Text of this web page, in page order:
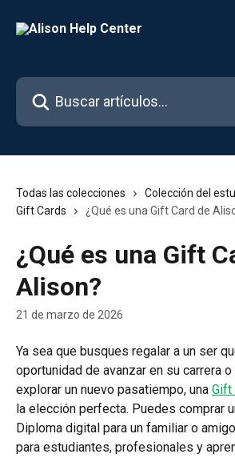
Buscar artículos...
Todas las colecciones
Colección del
Gift Cards
¿Qué es una Gift Card de
¿Qué es una Gift
Alison?
21 de marzo de 2026
Ya sea que busques regalar a un ser
oportunidad de avanzar en su carrera o
explorar un nuevo pasatiempo, una Gift
la elección perfecta. Puedes comprar
Diploma digital para un familiar o
para estudiantes, profesionales y